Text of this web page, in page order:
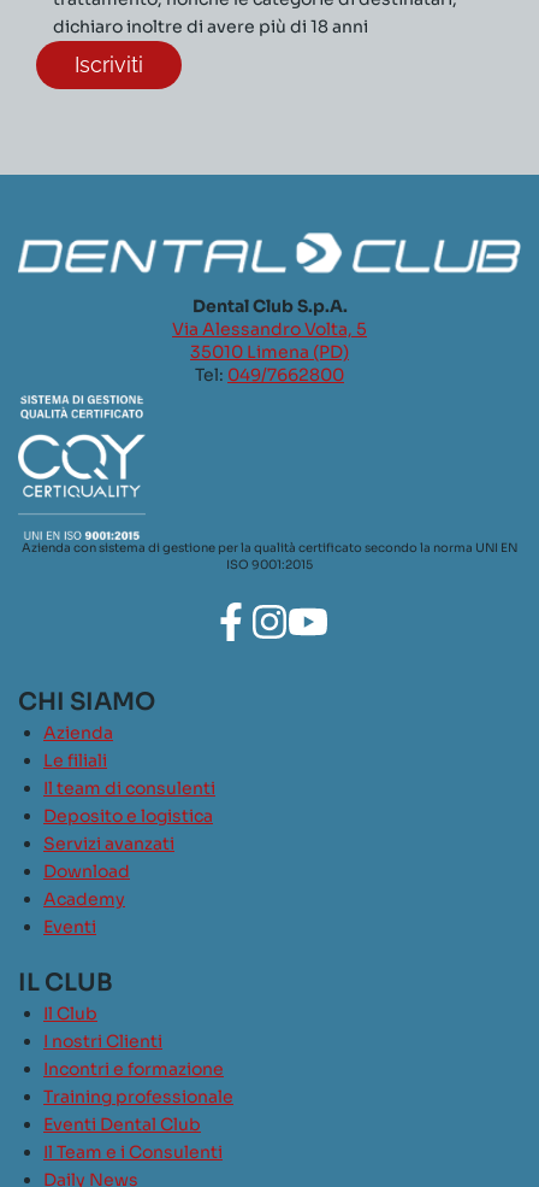
dichiaro inoltre di avere più di 18 anni
Dental Club S.p.A.
Via Alessandro Volta, 5
35010 Limena (PD)
Tel: 049/7662800
Azienda con sistema di gestione per la qualità certificato secondo la norma UNI EN
ISO 9001:2015
CHI SIAMO
Azienda
Le filiali
Il team di consulenti
Deposito e logistica
Servizi avanzati
Download
Academy
Eventi
IL CLUB
Il Club
I nostri Clienti
Incontri e formazione
Training professionale
Eventi Dental Club
Il Team e i Consulenti
Daily News